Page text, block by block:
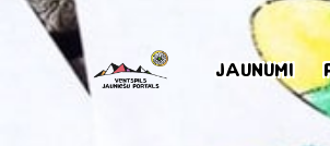
Jaunumi